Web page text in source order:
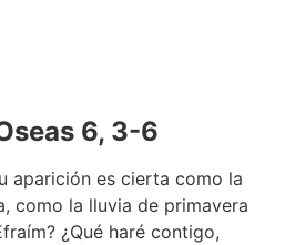
6, 3-6
aparición es cierta como la
como la lluvia de primavera
¿Qué haré contigo,